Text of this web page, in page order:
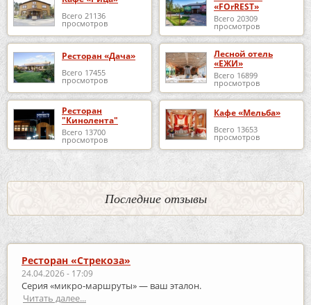
Всего 21136
просмотров
«FOrREST»
Всего 20309
просмотров
Ресторан «Дача»
Всего 17455
просмотров
Лесной отель
«ЕЖИ»
Всего 16899
просмотров
Ресторан
"Кинолента"
Всего 13700
просмотров
Кафе «Мельба»
Всего 13653
просмотров
Последние отзывы
Ресторан «Стрекоза»
24.04.2026 - 17:09
Серия «микро‑маршруты» — ваш эталон.
Читать далее...